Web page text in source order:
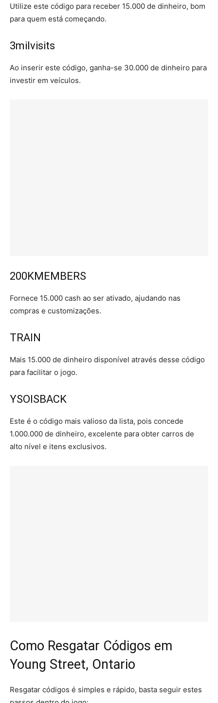
Utilize este código para receber 15.000 de dinheiro, bom
para quem está começando.
3milvisits
Ao inserir este código, ganha-se 30.000 de dinheiro para
investir em veículos.
200KMEMBERS
Fornece 15.000 cash ao ser ativado, ajudando nas
compras e customizações.
TRAIN
Mais 15.000 de dinheiro disponível através desse código
para facilitar o jogo.
YSOISBACK
Este é o código mais valioso da lista, pois concede
1.000.000 de dinheiro, excelente para obter carros de
alto nível e itens exclusivos.
Como Resgatar Códigos em
Young Street, Ontario
Resgatar códigos é simples e rápido, basta seguir estes